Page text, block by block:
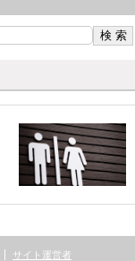
サイト運営者